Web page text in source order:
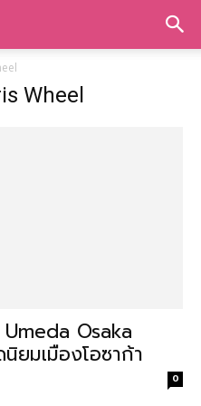
Wheel
Umeda Osaka
ยมเมืองโอซาก้า
0